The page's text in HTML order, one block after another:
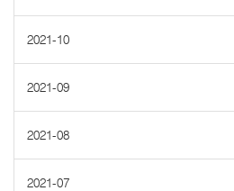
2021-10
2021-09
2021-08
2021-07